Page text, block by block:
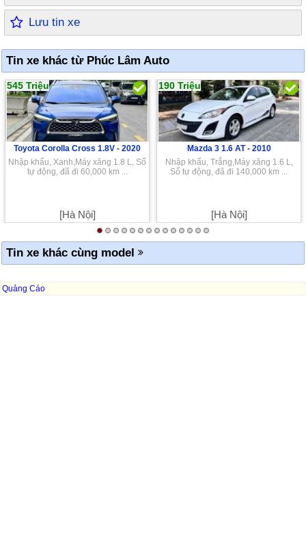
Lưu tin xe
Tin xe khác từ Phúc Lâm Auto
545 Triệu
Toyota Corolla Cross 1.8V - 2020
Nhập khẩu, Xanh,Máy xăng 1.8 L, Số
tự động, đã đi 60,000 km ...
[Hà Nội]
190 Triệu
Mazda 3 1.6 AT - 2010
Nhập khẩu, Trắng,Máy xăng 1.6 L,
Số tự động, đã đi 140,000 km ...
[Hà Nội]
Tin xe khác cùng model
Quảng Cáo